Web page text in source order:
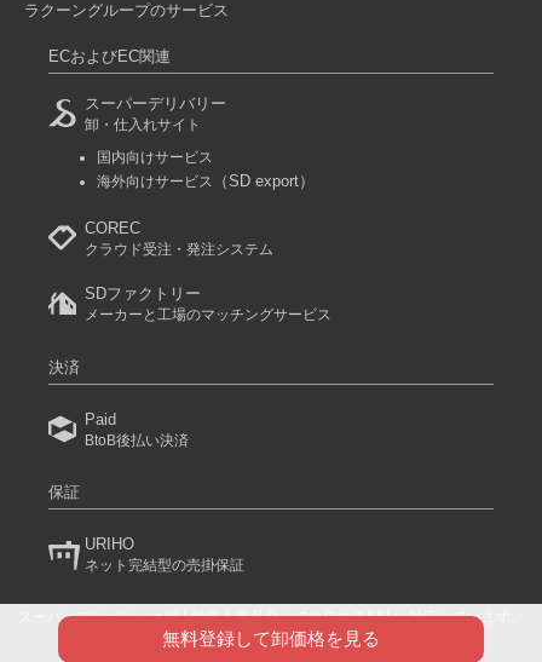
無料登録して卸価格を見る
ラクーングループのサービス
ECおよびEC関連
スーパーデリバリー
卸・仕入れサイト
国内向けサービス
海外向けサービス
（SD export）
COREC
クラウド受注・発注システム
SDファクトリー
メーカーと工場のマッチングサービス
決済
Paid
BtoB後払い決済
保証
URIHO
ネット完結型の売掛保証
スーパーデリバリーは個人情報を暗号化して送信するSSLに対応しています。
(C) 2024 RACCOON COMMERCE, Inc. All rights reserved.